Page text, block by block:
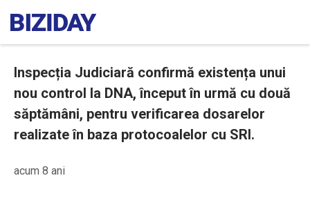
Inspecția Judiciară confirmă existența unui
nou control la DNA, început în urmă cu două
săptămâni, pentru verificarea dosarelor
realizate în baza protocoalelor cu SRI.
acum 8 ani